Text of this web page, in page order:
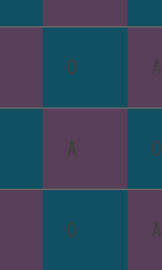
O A
A O
O A